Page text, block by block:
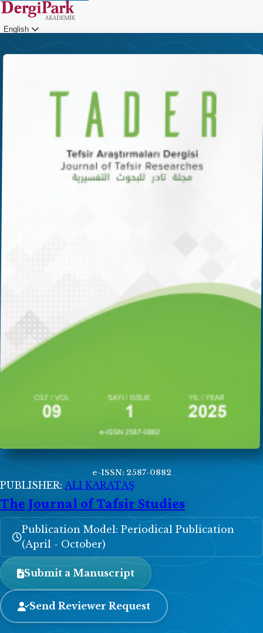
English
e-ISSN: 2587-0882
PUBLISHER: ALI KARATAŞ
The Journal of Tafsir Studies
Publication Model: Periodical Publication
(April - October)
Submit a Manuscript
Send Reviewer Request